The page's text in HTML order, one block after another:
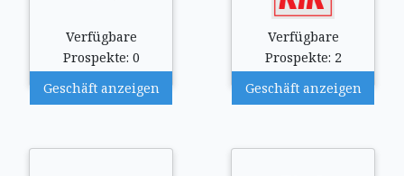
Verfügbare
Prospekte: 0
Geschäft anzeigen
Verfügbare
Prospekte: 2
Geschäft anzeigen